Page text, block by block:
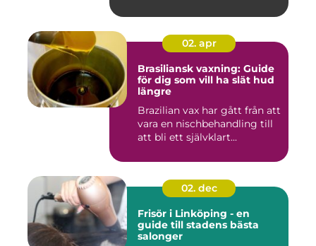
02. apr
Brasiliansk vaxning: Guide
för dig som vill ha slät hud
längre
Brazilian vax har gått från att
vara en nischbehandling till
att bli ett självklart...
02. dec
Frisör i Linköping - en
guide till stadens bästa
salonger